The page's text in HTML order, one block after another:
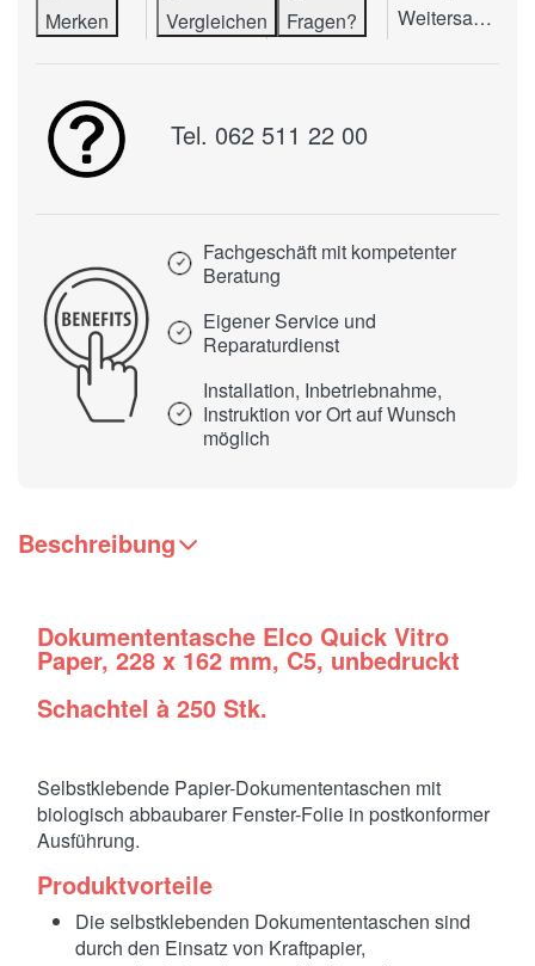
Merken Vergleichen Fragen? Weitersagen
Tel. 062 511 22 00
Fachgeschäft mit kompetenter
Beratung
Eigener Service und
Reparaturdienst
Installation, Inbetriebnahme,
Instruktion vor Ort auf Wunsch
möglich
Beschreibung
Dokumententasche Elco Quick Vitro
Paper, 228 x 162 mm, C5, unbedruckt
Schachtel à 250 Stk.
Selbstklebende Papier-Dokumententaschen mit
biologisch abbaubarer Fenster-Folie in postkonformer
Ausführung.
Produktvorteile
Die selbstklebenden Dokumententaschen sind
durch den Einsatz von Kraftpapier,